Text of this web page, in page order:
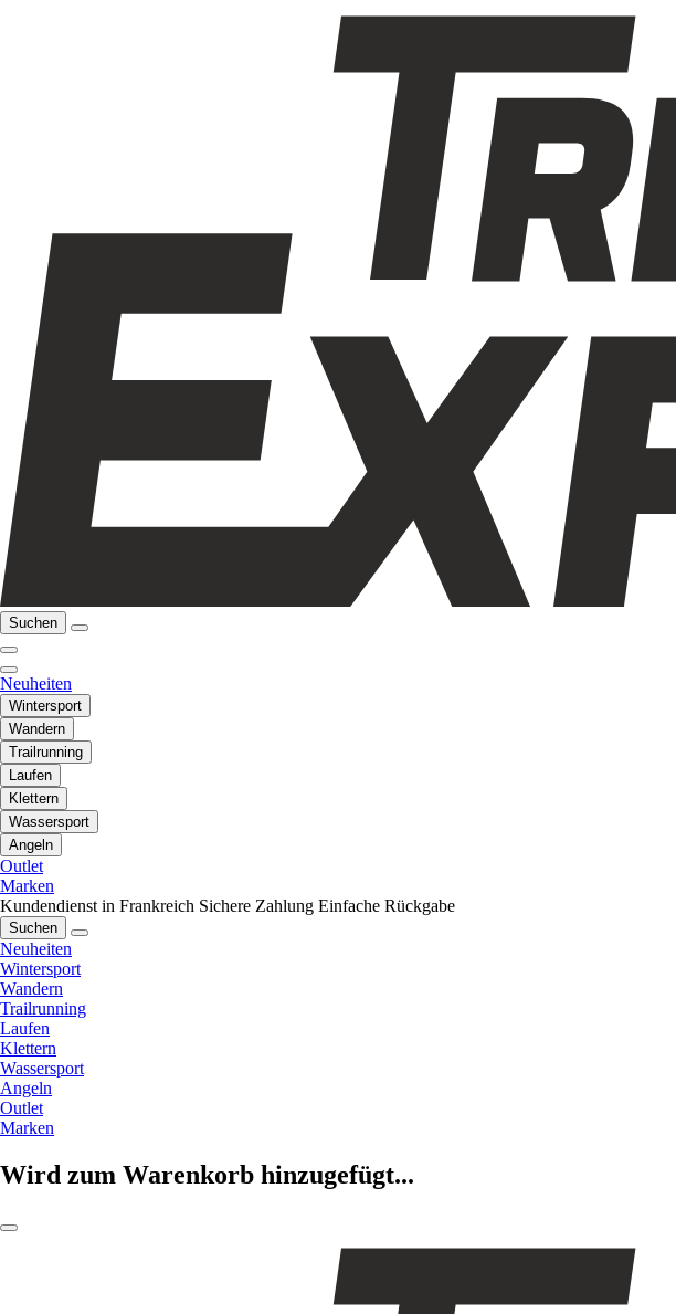
Suchen
Neuheiten
Wintersport
Wandern
Trailrunning
Laufen
Klettern
Wassersport
Angeln
Outlet
Marken
Kundendienst in Frankreich Sichere Zahlung Einfache Rückgabe
Suchen
Neuheiten
Wintersport
Wandern
Trailrunning
Laufen
Klettern
Wassersport
Angeln
Outlet
Marken
Wird zum Warenkorb hinzugefügt...